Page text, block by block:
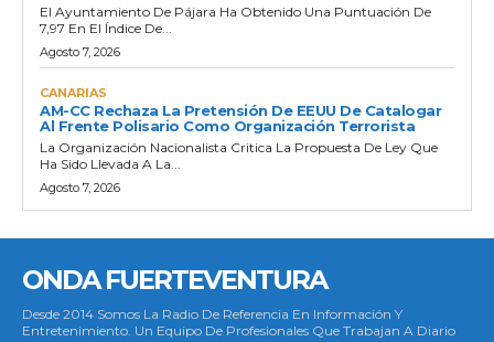
El Ayuntamiento De Pájara Ha Obtenido Una Puntuación De
7,97 En El Índice De...
Agosto 7, 2026
CANARIAS
AM-CC Rechaza La Pretensión De EEUU De Catalogar
Al Frente Polisario Como Organización Terrorista
La Organización Nacionalista Critica La Propuesta De Ley Que
Ha Sido Llevada A La...
Agosto 7, 2026
ONDA FUERTEVENTURA
Desde 2014 Somos La Radio De Referencia En Información Y
Entretenimiento. Un Equipo De Profesionales Que Trabajan A Diario